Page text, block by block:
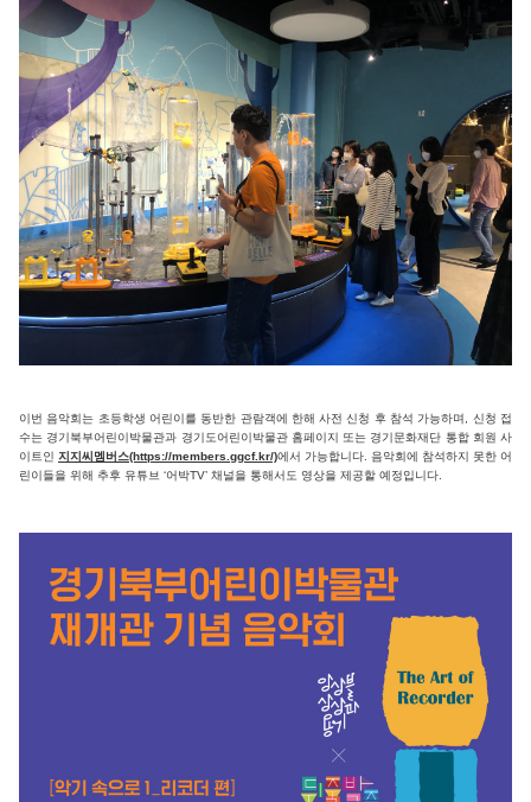
이번 음악회는 초등학생 어린이를 동반한 관람객에 한해 사전 신청 후 참석 가능하며, 신청 접
수는 경기북부어린이박물관과 경기도어린이박물관 홈페이지 또는 경기문화재단 통합 회원 사
이트인 지지씨멤버스(https://members.ggcf.kr/)에서 가능합니다. 음악회에 참석하지 못한 어
린이들을 위해 추후 유튜브 ‘어박TV’ 채널을 통해서도 영상을 제공할 예정입니다.